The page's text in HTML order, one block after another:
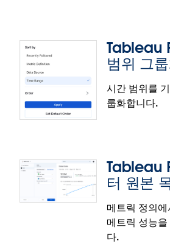
크는 인사이트 탐색 페이지와 관련
시됩니다.
이 기능은 정식 출시되었습니다.
Tableau Pulse: Slack
화 및 정렬
련성이 더 높은 메트릭을 구성하고
로우' 탭의 설정 사항이 Slack
이 기능은 정식 출시되었습니다.
Tableau
범위 그
시간 범위를
룹화합니다.
Tableau Pulse: 시간 범
Tableau
터 원본
메트릭 정의
메트릭 성능
다.